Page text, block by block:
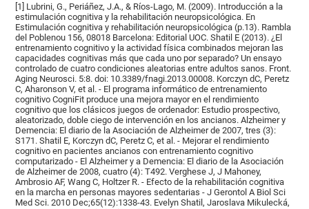
[1] Lubrini, G., Periáñez, J.A., & Ríos-Lago, M. (2009). Introducción a la
estimulación cognitiva y la rehabilitación neuropsicológica. En
Estimulación cognitiva y rehabilitación neuropsicológica (p.13). Rambla
del Poblenou 156, 08018 Barcelona: Editorial UOC. Shatil E (2013). ¿El
entrenamiento cognitivo y la actividad física combinados mejoran las
capacidades cognitivas más que cada uno por separado? Un ensayo
controlado de cuatro condiciones aleatorias entre adultos sanos. Front.
Aging Neurosci. 5:8. doi: 10.3389/fnagi.2013.00008. Korczyn dC, Peretz
C, Aharonson V, et al. - El programa informático de entrenamiento
cognitivo CogniFit produce una mejora mayor en el rendimiento
cognitivo que los clásicos juegos de ordenador: Estudio prospectivo,
aleatorizado, doble ciego de intervención en los ancianos. Alzheimer y
Demencia: El diario de la Asociación de Alzheimer de 2007, tres (3):
S171. Shatil E, Korczyn dC, Peretz C, et al. - Mejorar el rendimiento
cognitivo en pacientes ancianos con entrenamiento cognitivo
computarizado - El Alzheimer y a Demencia: El diario de la Asociación
de Alzheimer de 2008, cuatro (4): T492. Verghese J, J Mahoney,
Ambrosio AF, Wang C, Holtzer R. - Efecto de la rehabilitación cognitiva
en la marcha en personas mayores sedentarias - J Gerontol A Biol Sci
Med Sci. 2010 Dec;65(12):1338-43. Evelyn Shatil, Jaroslava Mikulecká,